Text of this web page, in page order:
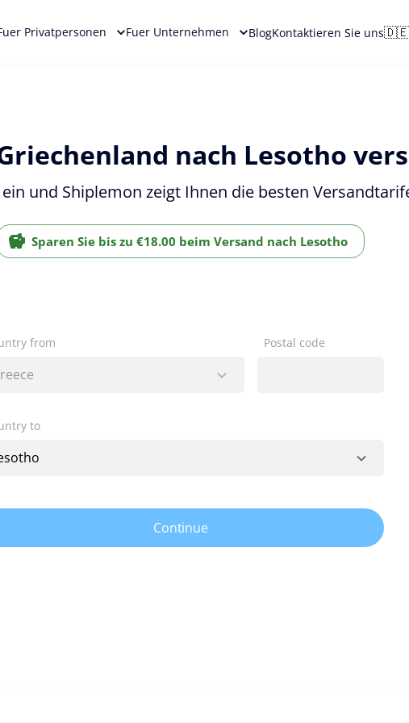
Privatpersonen Fuer Unternehmen BlogKontaktieren Sie uns🇩🇪
nach Lesotho
und Shiplemon zeigt Ihnen die besten
Sparen Sie bis zu €18.00 beim Versand nach Lesotho
from Postal code
to
Continue